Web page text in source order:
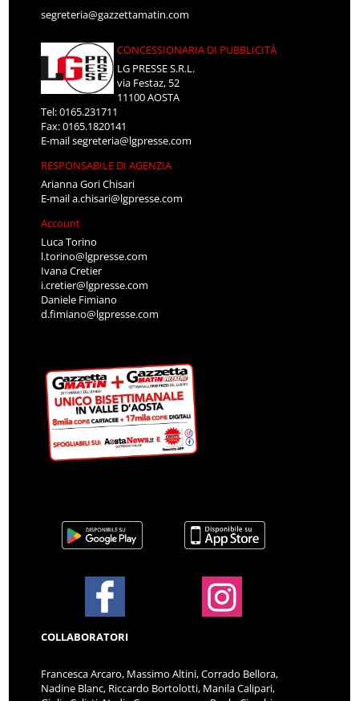
segreteria@gazzettamatin.com
CONCESSIONARIA DI PUBBLICITÀ
LG PRESSE S.R.L.
via Festaz, 52
11100 AOSTA
Tel: 0165.231711
Fax: 0165.1820141
E-mailsegreteria@lgpresse.com
RESPONSABILE DI AGENZIA
Arianna Gori Chisari
E-maila.chisari@lgpresse.com
Account
Luca Torino
l.torino@lgpresse.com
Ivana Cretier
i.cretier@lgpresse.com
Daniele Fimiano
d.fimiano@lgpresse.com
COLLABORATORI
Francesca Arcaro, Massimo Altini, Corrado Bellora,
Nadine Blanc, Riccardo Bortolotti, Manila Calipari,